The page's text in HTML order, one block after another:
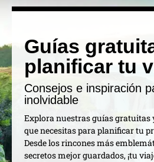
Guías
planificar tu
Consejos e inspiración
inolvidable
Explora nuestras guías gratuitas
que necesitas para planificar tu
Desde los rincones más
secretos mejor guardados, ¡tu